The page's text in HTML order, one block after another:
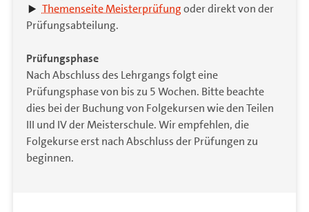
Themenseite Meisterprüfungoder direkt von der
Prüfungsabteilung.
Prüfungsphase
Nach Abschluss des Lehrgangs folgt eine
Prüfungsphase von bis zu 5 Wochen. Bitte beachte
dies bei der Buchung von Folgekursen wie den Teilen
III und IV der Meisterschule. Wir empfehlen, die
Folgekurse erst nach Abschluss der Prüfungen zu
beginnen.